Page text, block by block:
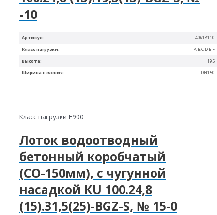
Артикул: 40618110
Ширина сечения: DN150
Высота: 195
Класс нагрузки: A B C D E F
-10
Класс нагрузки F900
Лоток водоотводный
бетонный коробчатый
(СО-150мм), с чугунной
насадкой КU 100.24,8
(15).31,5(25)-BGZ-S, № 15-0